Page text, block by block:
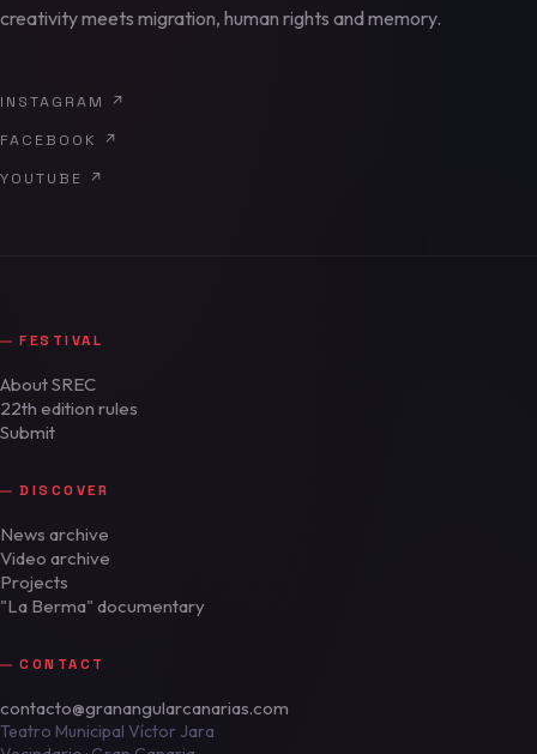
creativity meets migration, human rights and memory.
INSTAGRAM
↗
FACEBOOK
↗
YOUTUBE
↗
FESTIVAL
About SREC
22th edition rules
Submit
DISCOVER
News archive
Video archive
Projects
"La Berma" documentary
CONTACT
contacto@granangularcanarias.com
Teatro Municipal Víctor Jara